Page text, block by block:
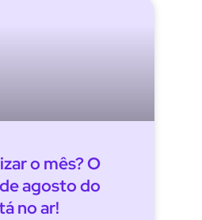
o mês? O
agosto do
no ar!